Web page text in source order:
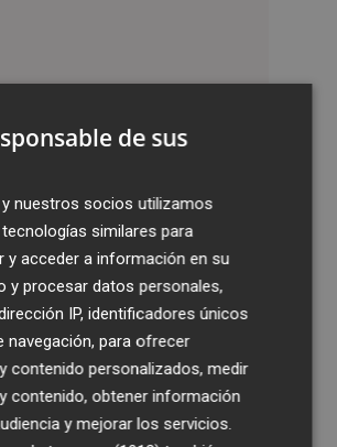
de sus
nuestros socios utilizamos
similares para
y acceder a información en su
y procesar datos personales,
IP, identificadores únicos
navegación, para ofrecer
contenido personalizados, medir
contenido, obtener información
y mejorar los servicios.